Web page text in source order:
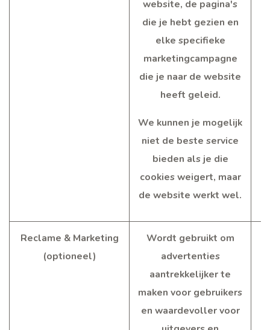
website, de pagina's
die je hebt gezien en
elke specifieke
marketingcampagne
die je naar de website
heeft geleid.
We kunnen je mogelijk
niet de beste service
bieden als je die
cookies weigert, maar
de website werkt wel.
Reclame & Marketing
(optioneel)
Wordt gebruikt om
advertenties
aantrekkelijker te
maken voor gebruikers
en waardevoller voor